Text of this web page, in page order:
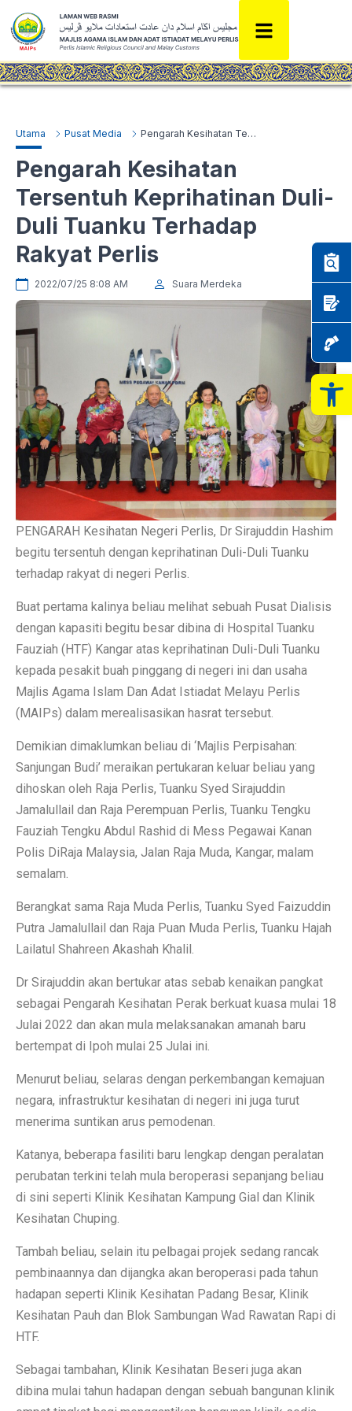
Utama Pusat Media Pengarah Kesihatan Tersentuh Keprihatinan Duli-Duli Tuanku Terhadap Rakyat Perlis
Pengarah Kesihatan
Tersentuh Keprihatinan Duli-
Duli Tuanku Terhadap
Rakyat Perlis
2022/07/25 8:08 AM Suara Merdeka
PENGARAH Kesihatan Negeri Perlis, Dr Sirajuddin Hashim
begitu tersentuh dengan keprihatinan Duli-Duli Tuanku
terhadap rakyat di negeri Perlis.
Buat pertama kalinya beliau melihat sebuah Pusat Dialisis
dengan kapasiti begitu besar dibina di Hospital Tuanku
Fauziah (HTF) Kangar atas keprihatinan Duli-Duli Tuanku
kepada pesakit buah pinggang di negeri ini dan usaha
Majlis Agama Islam Dan Adat Istiadat Melayu Perlis
(MAIPs) dalam merealisasikan hasrat tersebut.
Demikian dimaklumkan beliau di ‘Majlis Perpisahan:
Sanjungan Budi’ meraikan pertukaran keluar beliau yang
dihoskan oleh Raja Perlis, Tuanku Syed Sirajuddin
Jamalullail dan Raja Perempuan Perlis, Tuanku Tengku
Fauziah Tengku Abdul Rashid di Mess Pegawai Kanan
Polis DiRaja Malaysia, Jalan Raja Muda, Kangar, malam
semalam.
Berangkat sama Raja Muda Perlis, Tuanku Syed Faizuddin
Putra Jamalullail dan Raja Puan Muda Perlis, Tuanku Hajah
Lailatul Shahreen Akashah Khalil.
Dr Sirajuddin akan bertukar atas sebab kenaikan pangkat
sebagai Pengarah Kesihatan Perak berkuat kuasa mulai 18
Julai 2022 dan akan mula melaksanakan amanah baru
bertempat di Ipoh mulai 25 Julai ini.
Menurut beliau, selaras dengan perkembangan kemajuan
negara, infrastruktur kesihatan di negeri ini juga turut
menerima suntikan arus pemodenan.
Katanya, beberapa fasiliti baru lengkap dengan peralatan
perubatan terkini telah mula beroperasi sepanjang beliau
di sini seperti Klinik Kesihatan Kampung Gial dan Klinik
Kesihatan Chuping.
Tambah beliau, selain itu pelbagai projek sedang rancak
pembinaannya dan dijangka akan beroperasi pada tahun
hadapan seperti Klinik Kesihatan Padang Besar, Klinik
Kesihatan Pauh dan Blok Sambungan Wad Rawatan Rapi di
HTF.
Sebagai tambahan, Klinik Kesihatan Beseri juga akan
dibina mulai tahun hadapan dengan sebuah bangunan klinik